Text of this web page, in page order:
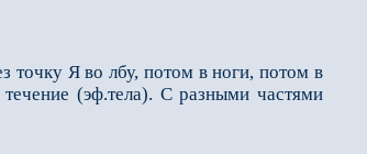
точку Я во лбу, потом в ноги, потом в
(эф.тела). С разными частями